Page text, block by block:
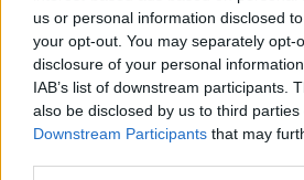
us or personal information disclosed
your opt-out. You may separately opt-
disclosure of your personal
IAB’s list of downstream participants.
also be disclosed by us to third parties
Downstream Participants that may